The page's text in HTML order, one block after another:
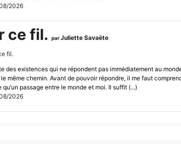
2026
ce fil. parJuliette Savaëte
des existences qui ne répondent pas immédiatement au
le même chemin. Avant de pouvoir répondre, il me faut
qu’un passage entre le monde et moi. Il suffit (...)
2026